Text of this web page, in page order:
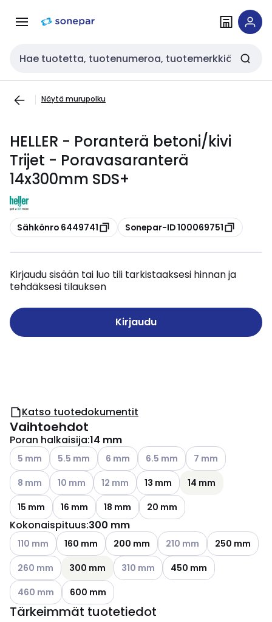
navigointiinsisältöön
Haku
Näytä murupolku
HELLER - Poranterä betoni/kivi
Trijet - Poravasaranterä
14x300mm SDS+
Kopioi
Sähkönro 6449741 Kopioi
Sonepar-ID 100069751
Kirjaudu sisään tai luo tili tarkistaaksesi hinnan ja
tehdäksesi tilauksen
Kirjaudu
Katso tuotedokumentit
Vaihtoehdot
Poran halkaisija:14 mm
Katso käytettävissä olevat vaihtoehdot
5 mm Katso käytettävissä olevat vaihtoehdot
5.5 mm Katso käytettävissä olevat vaihtoehdot
6 mm Katso käytettävissä olevat
6.5 mm Katso
7 mm
Katso käytettävissä olevat vaihtoehdot
8 mm Katso käytettävissä olevat vaihtoehdot
10 mm Katso käytettävissä olevat vaihtoehdot
12 mm 13 mm
14 mm
15 mm
16 mm 18 mm 20 mm
Kokonaispituus:300 mm
Katso käytettävissä olevat vaihtoehdot
110 mm 160 mm 200 mm Katso käytettävissä
210 mm
250 mm
Katso käytettävissä olevat vaihtoehdot
260 mm 300 mm Katso käytettävissä olevat
310 mm
450 mm
Katso käytettävissä olevat vaihtoehdot
460 mm 600 mm
Tärkeimmät tuotetiedot